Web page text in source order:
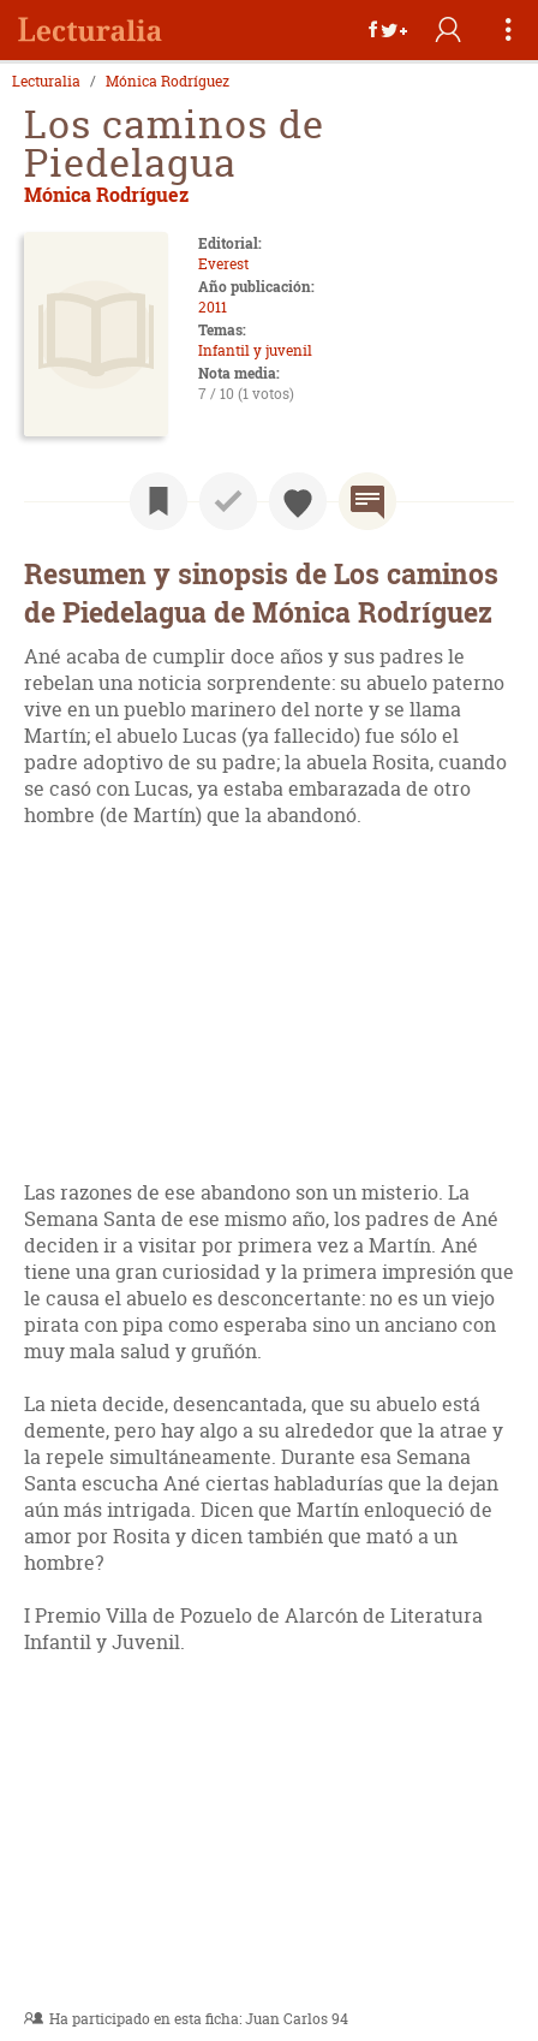
Lecturalia Mónica Rodríguez
Los caminos de
Piedelagua
Mónica Rodríguez
Editorial:
Everest
Año publicación:
2011
Temas:
Infantil y juvenil
Nota media:
7 / 10 (1 votos)
Resumen y sinopsis de Los caminos
de Piedelagua de Mónica Rodríguez
Ané acaba de cumplir doce años y sus padres le
rebelan una noticia sorprendente: su abuelo paterno
vive en un pueblo marinero del norte y se llama
Martín; el abuelo Lucas (ya fallecido) fue sólo el
padre adoptivo de su padre; la abuela Rosita, cuando
se casó con Lucas, ya estaba embarazada de otro
hombre (de Martín) que la abandonó.
Las razones de ese abandono son un misterio. La
Semana Santa de ese mismo año, los padres de Ané
deciden ir a visitar por primera vez a Martín. Ané
tiene una gran curiosidad y la primera impresión que
le causa el abuelo es desconcertante: no es un viejo
pirata con pipa como esperaba sino un anciano con
muy mala salud y gruñón.
La nieta decide, desencantada, que su abuelo está
demente, pero hay algo a su alrededor que la atrae y
la repele simultáneamente. Durante esa Semana
Santa escucha Ané ciertas habladurías que la dejan
aún más intrigada. Dicen que Martín enloqueció de
amor por Rosita y dicen también que mató a un
hombre?
I Premio Villa de Pozuelo de Alarcón de Literatura
Infantil y Juvenil.
Ha participado en esta ficha:Juan Carlos 94